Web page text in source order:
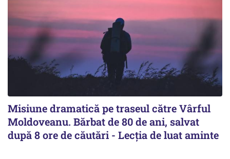
Misiune dramatică pe traseul către Vârful
Moldoveanu. Bărbat de 80 de ani, salvat
după 8 ore de căutări - Lecția de luat aminte